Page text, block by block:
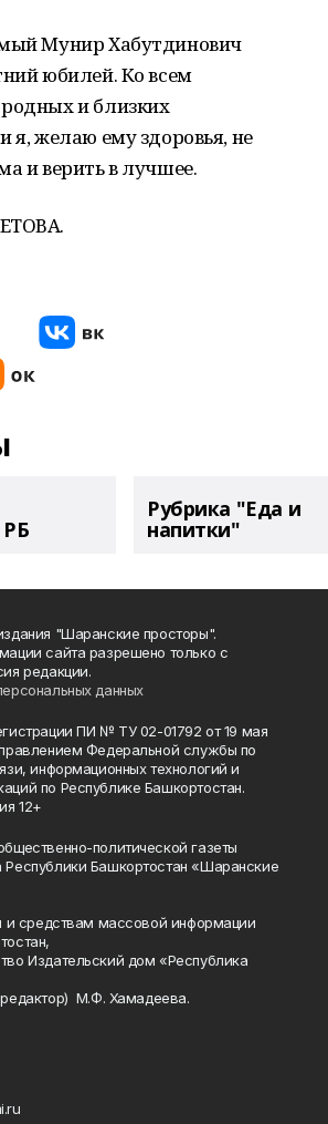
Мунир Хабутдинович
юбилей. Ко всем
и близких
я, желаю ему здоровья, не
и верить в лучшее.
Рубрика "Еда и
напитки"
"Шаранские просторы".
сайта разрешено только с
редакции.
данных
ПИ № ТУ 02-01792 от 19 мая
Федеральной службы по
информационных технологий и
по Республике Башкортостан.
12+
политической газеты
Башкортостан «Шаранские
и средствам массовой информации
Издательский дом «Республика
М.Ф. Хамадеева.